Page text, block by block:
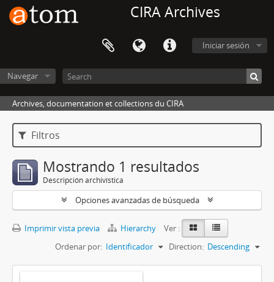
CIRA Archives
Iniciar sesión
Navegar
Archives, documentation et collections du CIRA
Filtros
Mostrando 1 resultados
Descripción archivística
Opciones avanzadas de búsqueda
Imprimir vista previa Hierarchy
Ver :
Ordenar por: Identificador Direction: Descending